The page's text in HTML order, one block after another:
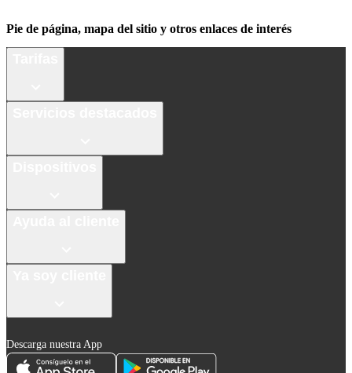
Pie de página, mapa del sitio y otros enlaces de interés
Descarga nuestra App